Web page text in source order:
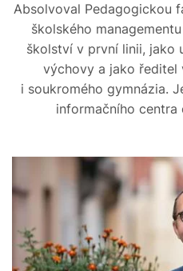
Absolvoval Pedagogickou
školského
školství v první linii, jako
výchovy a jako ředitel
i soukromého gymnázia.
informačního centra